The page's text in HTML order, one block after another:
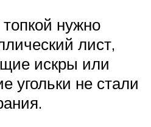
нужно
лист,
искры или
угольки не стали